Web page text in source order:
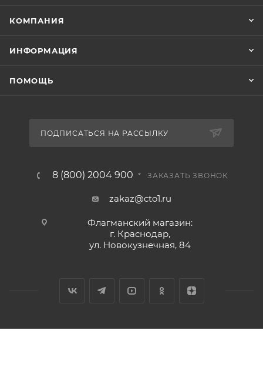
КОМПАНИЯ
ИНФОРМАЦИЯ
ПОМОЩЬ
ПОДПИСАТЬСЯ НА РАССЫЛКУ
8 (800) 2004 900 ЗАКАЗАТЬ ЗВОНОК
zakaz@cto1.ru
Флагманский магазин:
г. Краснодар,
ул. Новокузнечная, 84